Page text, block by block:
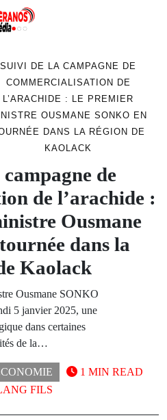
SUIVI DE LA CAMPAGNE DE
COMMERCIALISATION DE
L’ARACHIDE : LE PREMIER
OUSMANE SONKO EN
DANS LA RÉGION DE
KAOLACK
de
de l’arachide :
Ousmane
dans la
Kaolack
Ousmane SONKO
5 janvier 2025, une
dans certaines
de la…
FILS
1 MIN READ